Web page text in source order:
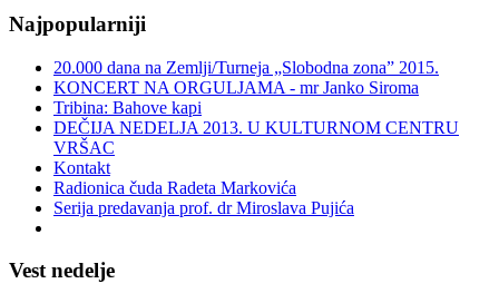
Najpopularniji
20.000 dana na Zemlji/Turneja „Slobodna zona” 2015.
KONCERT NA ORGULJAMA - mr Janko Siroma
Tribina: Bahove kapi
DEČIJA NEDELJA 2013. U KULTURNOM CENTRU
VRŠAC
Kontakt
Radionica čuda Radeta Markovića
Serija predavanja prof. dr Miroslava Pujića
Vest nedelje